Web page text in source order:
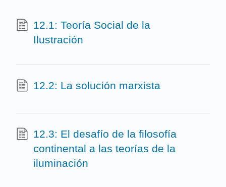
12.1: Teoría Social de la
Ilustración
12.2: La solución marxista
12.3: El desafío de la filosofía
continental a las teorías de la
iluminación